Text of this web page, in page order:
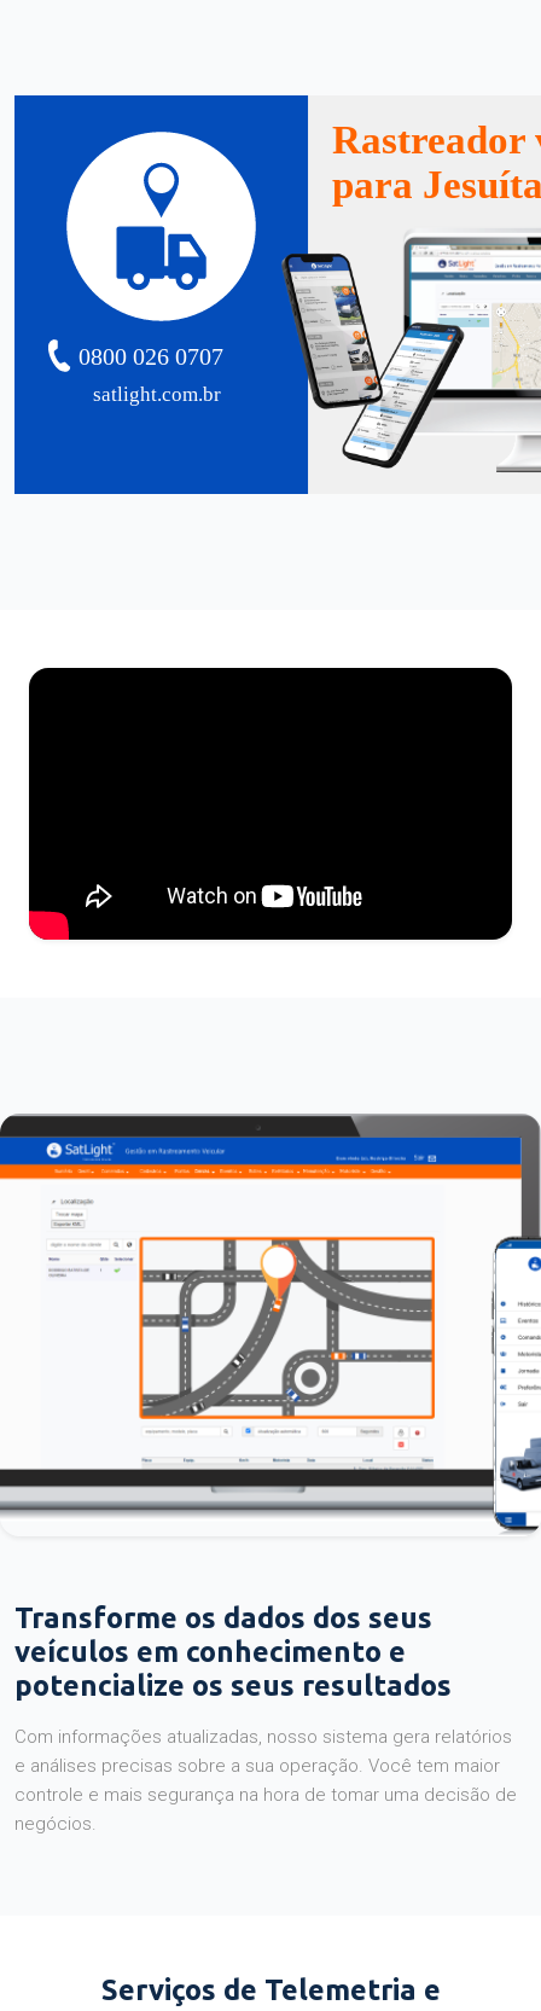
satlight.com.br
0800 026 0707
Rastreador
para
Transforme os dados dos seus
veículos em conhecimento e
potencialize os seus resultados
Com informações atualizadas, nosso sistema gera relatórios
e análises precisas sobre a sua operação. Você tem maior
controle e mais segurança na hora de tomar uma decisão de
negócios.
Serviços de Telemetria e